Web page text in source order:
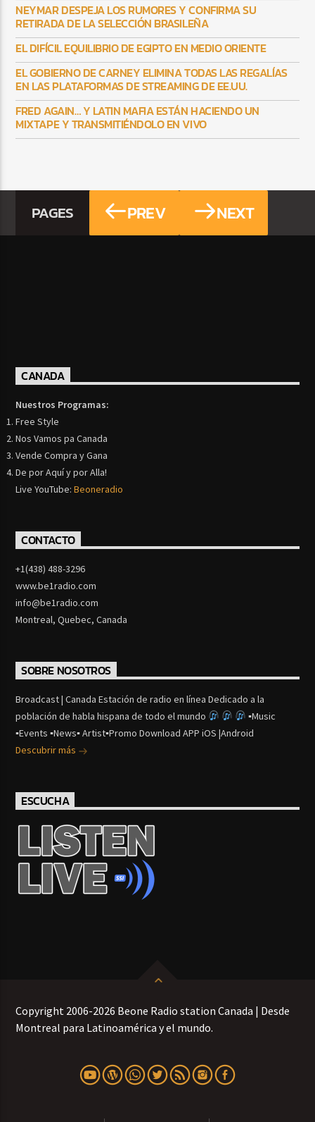
NEYMAR DESPEJA LOS RUMORES Y CONFIRMA SU
RETIRADA DE LA SELECCIÓN BRASILEÑA
EL DIFÍCIL EQUILIBRIO DE EGIPTO EN MEDIO ORIENTE
EL GOBIERNO DE CARNEY ELIMINA TODAS LAS REGALÍAS
EN LAS PLATAFORMAS DE STREAMING DE EE.UU.
FRED AGAIN… Y LATIN MAFIA ESTÁN HACIENDO UN
MIXTAPE Y TRANSMITIÉNDOLO EN VIVO
PAGES PREV NEXT
CANADA
Nuestros Programas:
Free Style
Nos Vamos pa Canada
Vende Compra y Gana
De por Aquí y por Alla!
Live YouTube:Beoneradio
CONTACTO
+1(438) 488-3296
www.be1radio.com
info@be1radio.com
Montreal, Quebec, Canada
SOBRE NOSOTROS
Broadcast | Canada Estación de radio en línea Dedicado a la
población de habla hispana de todo el mundo
▪Music
▪Events ▪News▪ Artist▪Promo Download APP iOS |Android
Descubrir más
ESCUCHA
Copyright 2006-2026 Beone Radio station Canada | Desde
Montreal para Latinoamérica y el mundo.